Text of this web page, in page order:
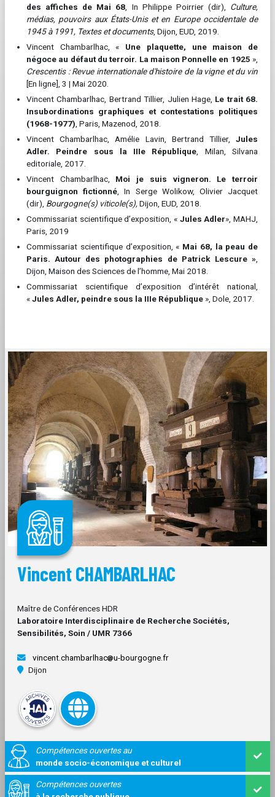
des affiches de Mai 68 , In Philippe Poirrier (dir), Culture,
médias, pouvoirs aux États-Unis et en Europe occidentale de
1945 à 1991, Textes et documents, Dijon, EUD, 2019.
Vincent Chambarlhac, « Une plaquette, une maison de
négoce au défaut du terroir. La maison Ponnelle en 1925 »,
Crescentis : Revue internationale d'histoire de la vigne et du vin
[En ligne], 3 | Mai 2020.
Vincent Chambarlhac, Bertrand Tillier, Julien Hage, Le trait 68.
Insubordinations graphiques et contestations politiques
(1968-1977) , Paris, Mazenod, 2018.
Vincent Chambarlhac, Amélie Lavin, Bertrand Tillier, Jules
Adler. Peindre sous la IIIe République , Milan, Silvana
editoriale, 2017.
Vincent Chambarlhac, Moi je suis vigneron. Le terroir
bourguignon fictionné , In Serge Wolikow, Olivier Jacquet
(dir), Bourgogne(s) viticole(s),Dijon, EUD, 2018.
Commissariat scientifique d’exposition, « Jules Adler», MAHJ,
Paris, 2019
Commissariat scientifique d’exposition, « Mai 68, la peau de
Paris. Autour des photographies de Patrick Lescure »
Dijon, Maison des Sciences de l’homme, Mai 2018.
Commissariat scientifique d’exposition d’intérêt national,
«Jules Adler, peindre sous la IIIe République », Dole, 2017.
Vincent CHAMBARLHAC
Maître de Conférences HDR
Laboratoire Interdisciplinaire de Recherche Sociétés,
Sensibilités, Soin / UMR 7366
vincent.chambarlhac
u-bourgogne.fr
Dijon
Compétences ouvertes au
monde socio-économique et culturel
Compétences ouvertes